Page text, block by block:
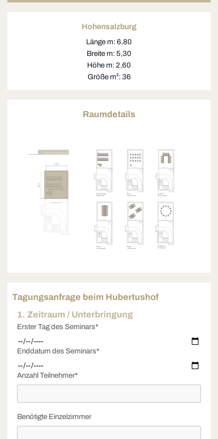
Hohensalzburg
Länge m: 6,80
Breite m: 5,30
Höhe m: 2,60
Größe m²: 36
Raumdetails
Tagungsanfrage beim Hubertushof
1. Zeitraum / Unterbringung
Erster Tag des Seminars*
Enddatum des Seminars*
Anzahl Teilnehmer*
Benötigte Einzelzimmer